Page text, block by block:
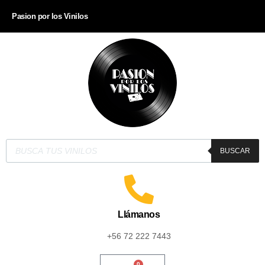
Pasion por los Vinilos
BUSCAR
Llámanos
+56 72 222 7443